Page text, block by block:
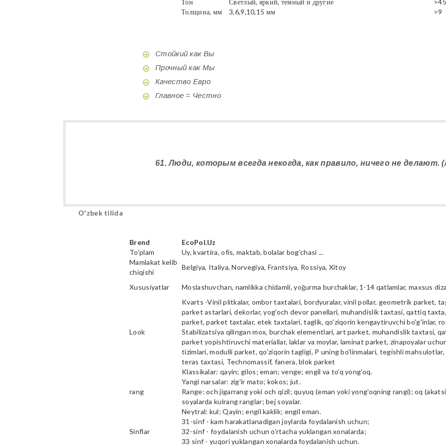
Тон
Светлый, яркий, темный и другие
>45
Толщина, мм
3,6,9,10,15 мм >9
Стойкий как Вы
Прочный как Мы
Качество Евро
Главное = Честно
61. Люди, которым всегда некогда, как правило, ничего не делают.
O'zbek tilida
Brend EcoPol.Uz
To'plam
Uy, kvartira, ofis, maktab, bolalar bog'chasi ...
Mamlakat kelib
chiqishi
Belgiya, Italiya, Norvegiya, Frantsiya, Rossiya, Xitoy
Xususiyatlar
Moslashuvchan, namlikka chidamli, yoğurma burchaklar, 1-14 qatlamlar, maxsus
Look
Kvarts -Vinil plitkalar, ombor taxtalari, bordyuralar, vinil pollar, geometrik parket,
parket astarlari, dekorlar, yog'och devor panellari, muhandislik taxtasi, qattiq taxta,
parket, parket taxtalar, etek taxtalari, taglik, qo'ziqorin kengaytiruvchi bo'g'inlar,
Stabilizatsiya qilingan mox, burchak elementlari, art parket, muhandislik taxtasi,
parket yopishtiruvchi materiallar, laklar va moylar, laminat parket, zinapoyalar
tizimlari, modulli parket, qo'ziqorin tagligi, P uning bo'linmalari, tegishli
teras taxtasi, Technomassif, fanera, blok parket
rang
Klassikalar: qayin; gilos; eman; venge; engil va to'q yong'oq.
Yangi narsalar: zig'ir mato; kokos; jut.
Range: och jigarrang yoki och qizil; quyuq (eman yoki yong'oqning rangi); oq
soyalarda kulrang ranglar; bej soyalar.
Neytral: kul; Qayin; engil kaklik; engil eman.
Sinflar
31-sinf - kam harakatlanadigan joylarda foydalanish uchun;
32-sinf - foydalanish uchun o'rtacha yuklangan xonalarda;
33 sinf - yuqori yuklangan xonalarda foydalanish uchun.